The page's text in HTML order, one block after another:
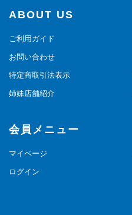
ABOUT US
ご利用ガイド
お問い合わせ
特定商取引法表示
姉妹店舗紹介
会員メニュー
マイページ
ログイン